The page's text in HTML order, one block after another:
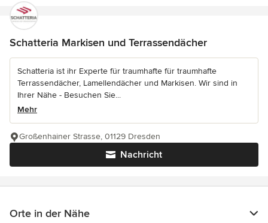
Schatteria Markisen und Terrassendächer
Schatteria ist ihr Experte für traumhafte für traumhafte
Terrassendächer, Lamellendächer und Markisen. Wir sind in
Ihrer Nähe - Besuchen Sie...
Mehr
Nachricht
Großenhainer Strasse, 01129 Dresden
Orte in der Nähe